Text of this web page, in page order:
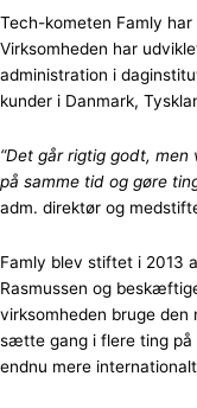
Tech-kometen Famly
Virksomheden har
administration i
kunder i Danmark,
“Det går rigtig godt,
på samme tid og gøre
adm. direktør og
Famly blev stiftet i 2013
Rasmussen og
virksomheden bruge
sætte gang i flere ting på
endnu mere